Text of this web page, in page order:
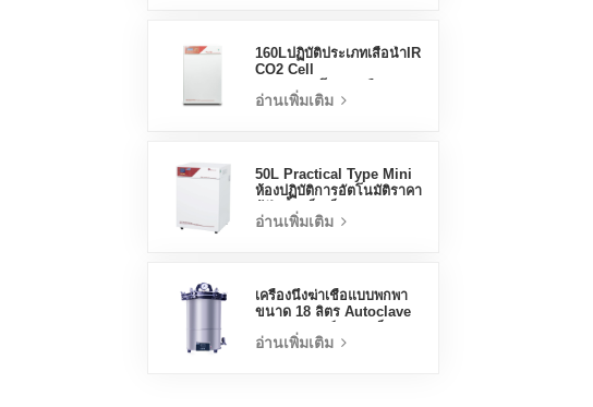
160Lปฏิบัติประเภทเสื้อน้ำIR
CO2 Cell
อาชีพLab Incubators
อ่านเพิ่มเติม
50L Practical Type Mini
ห้องปฏิบัติการอัตโนมัติราคา
อ่านเพิ่มเติม
เครื่องนึ่งฆ่าเชื้อแบบพกพา
ขนาด 18 ลิตร Autoclave
Autoclave
อ่านเพิ่มเติม